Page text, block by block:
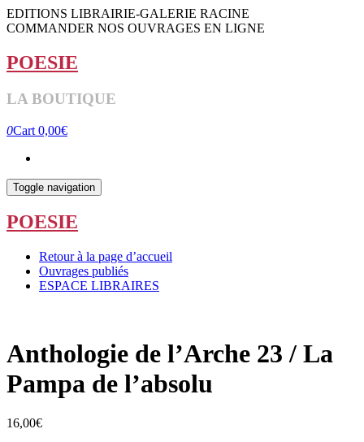
Skip
to
content
EDITIONS LIBRAIRIE-GALERIE RACINE
COMMANDER NOS OUVRAGES EN LIGNE
POESIE
LA BOUTIQUE
0Cart 0,00€
Toggle navigation
POESIE
Retour à la page d’accueil
Ouvrages publiés
ESPACE LIBRAIRES
Anthologie de l’Arche 23 / La
Pampa de l’absolu
16,00€